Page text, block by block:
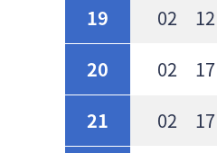
19
02
20
02
21
02